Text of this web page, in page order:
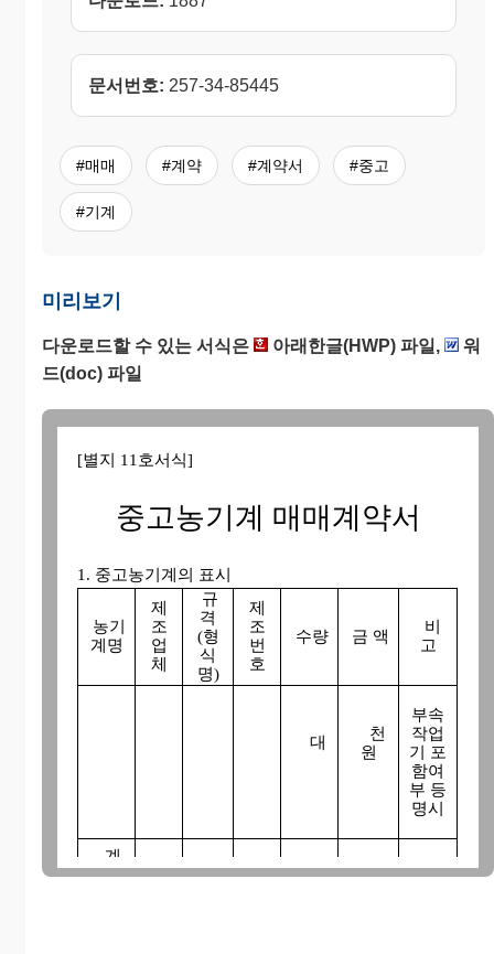
문서번호: 257-34-85445
#매매 #계약 #계약서 #중고
#기계
미리보기
다운로드할 수 있는 서식은 아래한글(HWP) 파일,
워
드(doc) 파일
[별지 11호서식]
중고농기계 매매계약서
1. 중고농기계의 표시
농기
계명
제
조
업
체
규
격
(형
식
명)
제
조
번
호
수량 금 액
비
고
대
천
원
부속
작업
기 포
함여
부 등
명시
계